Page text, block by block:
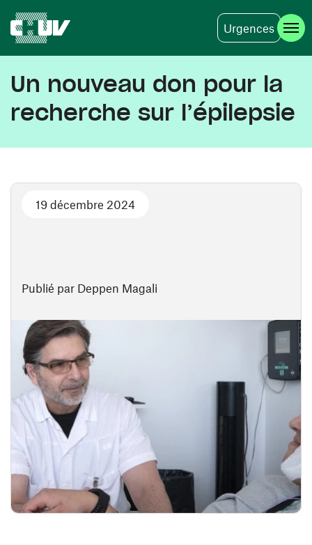
Urgences
Un nouveau don pour la
recherche sur l’épilepsie
Publié par Deppen Magali
19 décembre 2024